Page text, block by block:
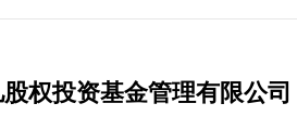
权投资基金管理有限公司